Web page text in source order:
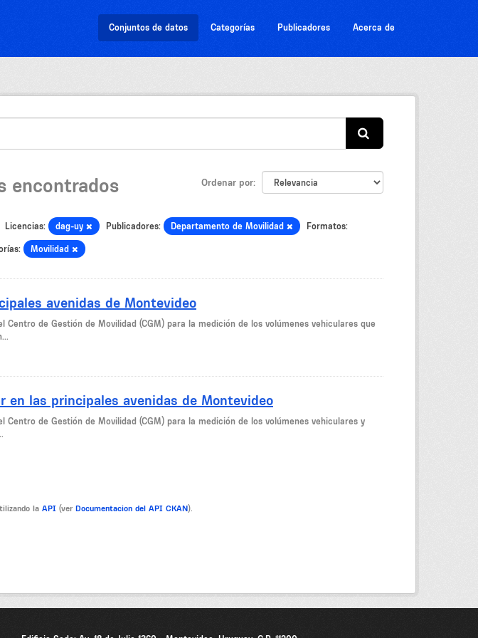
Conjuntos de datos Categorías Publicadores Acerca de
Ordenar por
encontrados
Licencias: dag-uy Publicadores: Departamento de Movilidad Formatos:
Movilidad
avenidas de Montevideo
Centro de Gestión de Movilidad (CGM) para la medición de los volúmenes vehiculares que
en las principales avenidas de Montevideo
Centro de Gestión de Movilidad (CGM) para la medición de los volúmenes vehiculares y
la API (ver Documentacion del API CKAN).